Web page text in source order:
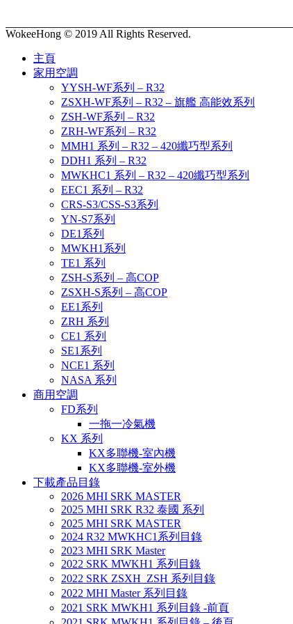
WokeeHong © 2019 All Rights Reserved.
主頁
家用空調
YYSH-WF系列 – R32
ZSXH-WF系列 – R32 – 旗艦 高能效系列
ZSH-WF系列 – R32
ZRH-WF系列 – R32
MMH1 系列 – R32 – 420纖巧型系列
DDH1 系列 – R32
MWKHC1 系列 – R32 – 420纖巧型系列
EEC1 系列 – R32
CRS-S3/CSS-S3系列
YN-S7系列
DE1系列
MWKH1系列
TE1 系列
ZSH-S系列 – 高COP
ZSXH-S系列 – 高COP
EE1系列
ZRH 系列
CE1 系列
SE1系列
NCE1 系列
NASA 系列
商用空調
FD系列
一拖一冷氣機
KX 系列
KX多聯機-室內機
KX多聯機-室外機
下載產品目錄
2026 MHI SRK MASTER
2025 MHI SRK R32 泰國 系列
2025 MHI SRK MASTER
2024 R32 MWKHC1系列目錄
2023 MHI SRK Master
2022 SRK MWKH1 系列目錄
2022 SRK ZSXH_ZSH 系列目錄
2022 MHI Master 系列目錄
2021 SRK MWKH1 系列目錄 -前頁